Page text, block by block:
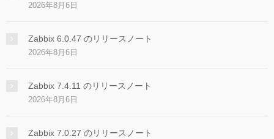
2026年8月6日
Zabbix 6.0.47 のリリースノート
2026年8月6日
Zabbix 7.4.11 のリリースノート
2026年8月6日
Zabbix 7.0.27 のリリースノート